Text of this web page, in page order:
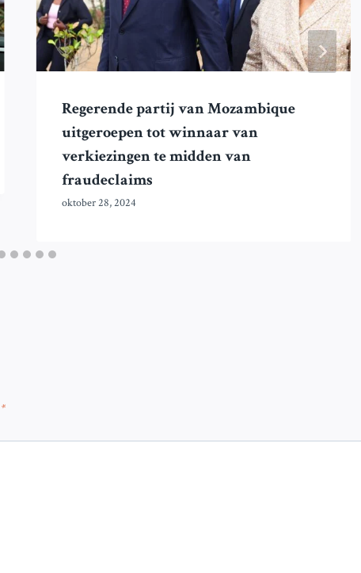
Regerende partij van Mozambique
uitgeroepen tot winnaar van
verkiezingen te midden van
fraudeclaims
oktober 28, 2024
*